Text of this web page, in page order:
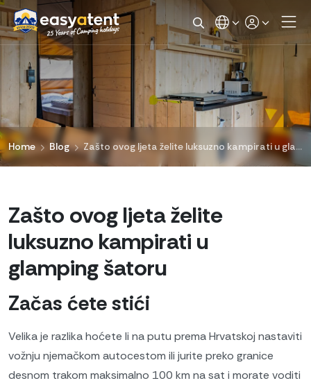
Home Blog Zašto ovog ljeta želite luksuzno kampirati u glamping šatoru
Zašto ovog ljeta želite
luksuzno kampirati u
glamping šatoru
Začas ćete stići
Velika je razlika hoćete li na putu prema Hrvatskoj nastaviti
vožnju njemačkom autocestom ili jurite preko granice
desnom trakom maksimalno 100 km na sat i morate voditi